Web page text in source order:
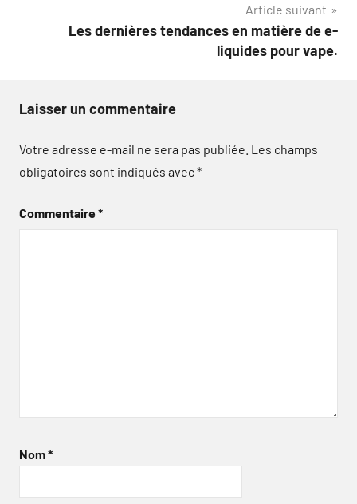
Article suivant
Les dernières tendances en matière de e-
liquides pour vape.
Laisser un commentaire
Votre adresse e-mail ne sera pas publiée. Les champs
obligatoires sont indiqués avec*
Commentaire*
Nom*